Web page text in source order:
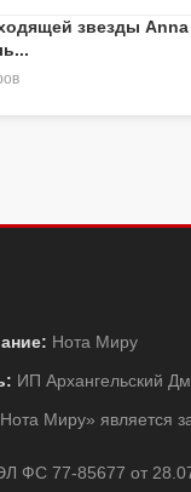
звезды Anna
Нота Миру
ИП Архангельский
Миру» является
ФС 77-85677 от